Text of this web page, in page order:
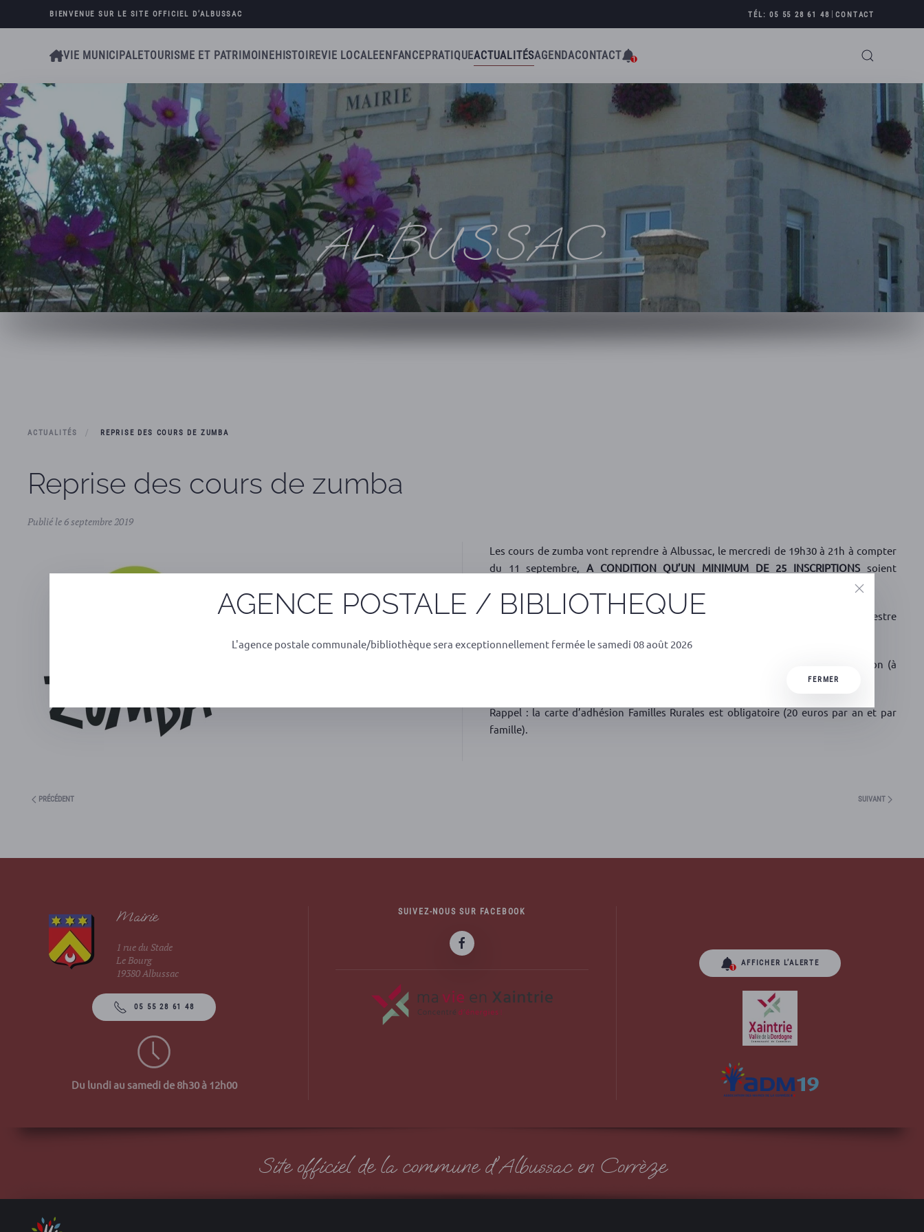
Skip to main content
BIENVENUE SUR LE SITE OFFICIEL D’ALBUSSAC TÉL: 05 55 28 61 48 |CONTACT
VIE MUNICIPALETOURISME ET PATRIMOINEHISTOIREVIE LOCALEENFANCEPRATIQUEACTUALITÉSAGENDACONTACT
ALBUSSAC
ACTUALITÉS REPRISE DES COURS DE ZUMBA
Reprise des cours de zumba
Publié le 6 septembre 2019
Les cours de zumba vont reprendre à Albussac, le mercredi de 19h30 à 21h à compter
du 11 septembre, A CONDITION QU’UN MINIMUM DE 25 INSCRIPTIONS soient
Les tarifs sont les suivants : 50 euros/trimestre pour les adultes, 40 euros/trimestre
Il faudra fournir les 3 chèques pour les 3 trimestres au moment de l’inscription (à
Rappel : la carte d’adhésion Familles Rurales est obligatoire (20 euros par an et par
famille).
PRÉCÉDENT SUIVANT
Mairie
1 rue du Stade
Le Bourg
19380 Albussac
05 55 28 61 48
Du lundi au samedi de 8h30 à 12h00
SUIVEZ-NOUS SUR FACEBOOK
AFFICHER L’ALERTE
Site officiel de la commune d'Albussac en Corrèze
AGENCE POSTALE / BIBLIOTHEQUE
L'agence postale communale/bibliothèque sera exceptionnellement fermée le samedi 08 août 2026
FERMER